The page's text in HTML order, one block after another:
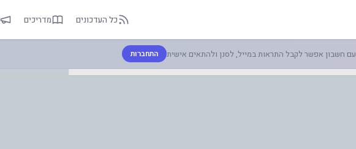
כל העדכונים מדריכים
עם חשבון אפשר לקבל התראות במייל, לסנן ולהתאים אישית התחברות